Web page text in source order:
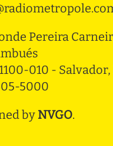
Pereira
010 - Salvador,
5000
by NVGO.